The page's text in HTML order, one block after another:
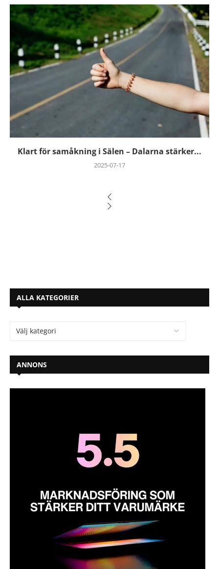
Klart för samåkning i Sälen – Dalarna stärker...
2025-07-17
ALLA KATEGORIER
ANNONS